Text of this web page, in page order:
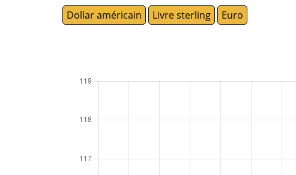
Dollar américain
Livre sterling Euro